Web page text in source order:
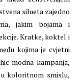
silueta zajedno
jakim bojama i
Kratke, koktel i
kojima je cvjetni
modna kampanja,
koloritnom smislu,